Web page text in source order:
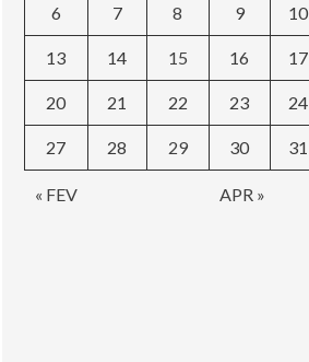
« FEV APR »
6 7 8 9 10
13 14 15 16 17
20 21 22 23 24
27 28 29 30 31